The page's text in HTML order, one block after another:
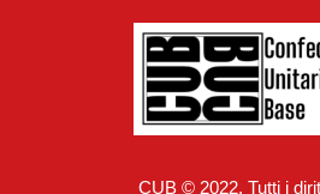
CUB © 2022. Tutti i